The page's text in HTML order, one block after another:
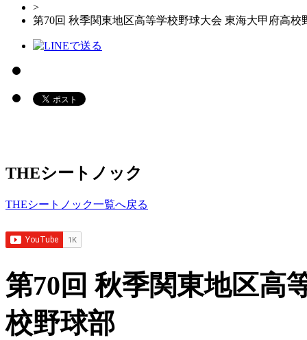
>
第70回 秋季関東地区高等学校野球大会 東海大甲府高校
THEシートノック
THEシートノック一覧へ戻る
第70回 秋季関東地区高
校野球部